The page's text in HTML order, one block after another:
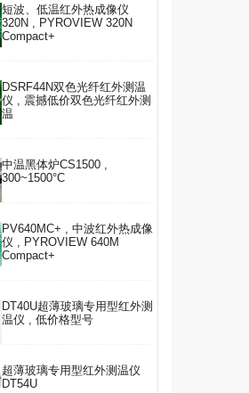
短波、低温红外热成像仪
320N , PYROVIEW 320N
Compact+
DSRF44N双色光纤红外测温
仪 , 震撼低价双色光纤红外测
温
中温黑体炉CS1500 ,
300~1500°C
PV640MC+ , 中波红外热成像
仪 , PYROVIEW 640M
Compact+
DT40U超薄玻璃专用型红外测
温仪 , 低价格型号
超薄玻璃专用型红外测温仪
DT54U